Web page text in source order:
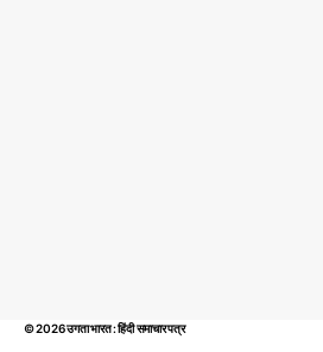
© 2026उगता भारत : हिंदी समाचार पत्र